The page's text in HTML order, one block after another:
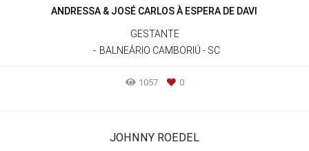
ANDRESSA & JOSÉ CARLOS À ESPERA DE DAVI
GESTANTE
BALNEÁRIO CAMBORIÚ - SC
1057 0
JOHNNY ROEDEL